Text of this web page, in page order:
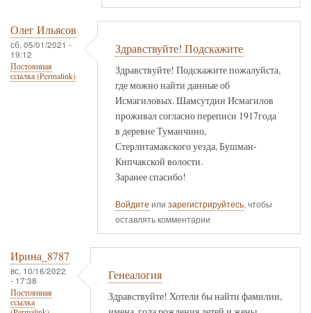
Олег Ильясов
сб, 05/01/2021 -
19:12
Постоянная
ссылка (Permalink)
Здравствуйте! Подскажите
Здравствуйте! Подскажите пожалуйста,
где можно найти данные об
Исмагиловых. Шамсутдин Исмагилов
проживал согласно переписи 1917года
в деревне Туманчино,
Стерлитамакского уезда, Бушман-
Кипчакской волости.
Заранее спасибо!
Войдите или зарегистрируйтесь, чтобы
оставлять комментарии
Ирина_8787
вс, 10/16/2022
- 17:38
Постоянная
ссылка
Генеалогия
Здравствуйте! Хотели бы найти фамилии,